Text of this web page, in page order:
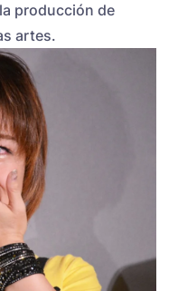
producción de
artes.